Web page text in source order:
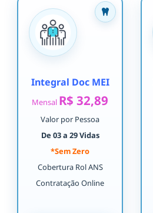
Integral Doc MEI
Mensal R$ 32,89
Valor por Pessoa
De 03 a 29 Vidas
*Sem Zero
Cobertura Rol ANS
Contratação Online